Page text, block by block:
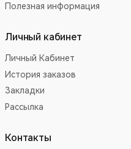
Полезная информация
Личный кабинет
Личный Кабинет
История заказов
Закладки
Рассылка
Контакты